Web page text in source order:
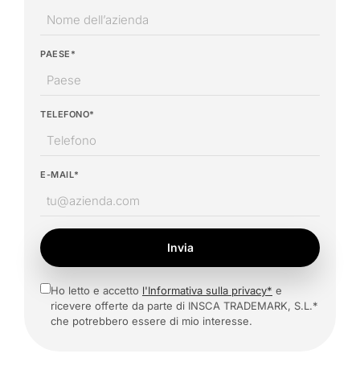
PAESE*
TELEFONO*
E-MAIL*
Invia
Ho letto e accetto l'Informativa sulla privacy* e
ricevere offerte da parte di INSCA TRADEMARK, S.L.*
che potrebbero essere di mio interesse.